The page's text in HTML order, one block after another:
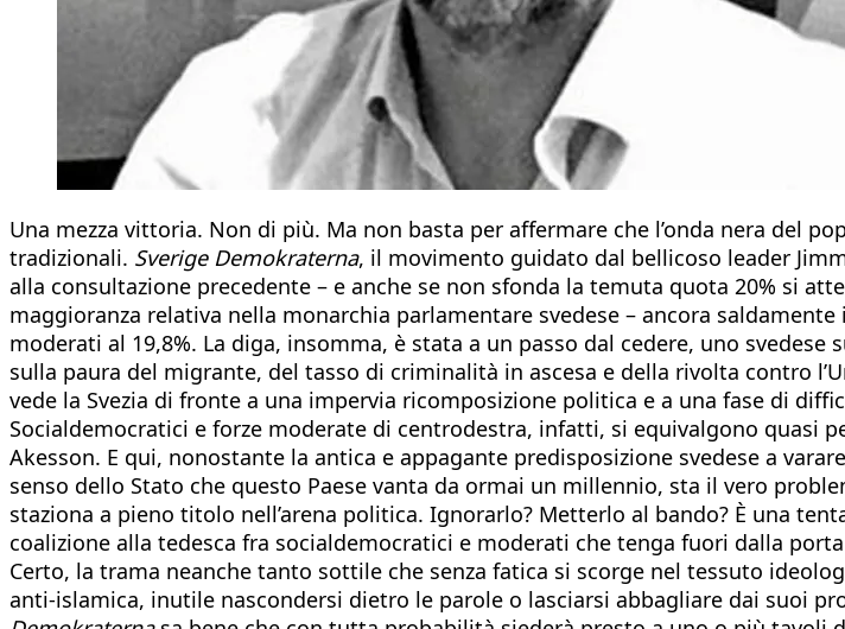
Una mezza vittoria. Non di più. Ma non basta per affermare che l’onda nera del
tradizionali. Sverige Demokraterna, il movimento guidato dal bellicoso leader
alla consultazione precedente – e anche se non sfonda la temuta quota 20% si
maggioranza relativa nella monarchia parlamentare svedese – ancora
moderati al 19,8%. La diga, insomma, è stata a un passo dal cedere, uno
sulla paura del migrante, del tasso di criminalità in ascesa e della rivolta contro
vede la Svezia di fronte a una impervia ricomposizione politica e a una fase di
Socialdemocratici e forze moderate di centrodestra, infatti, si equivalgono quasi
Akesson. E qui, nonostante la antica e appagante predisposizione svedese a
senso dello Stato che questo Paese vanta da ormai un millennio, sta il vero
staziona a pieno titolo nell’arena politica. Ignorarlo? Metterlo al bando? È una
coalizione alla tedesca fra socialdemocratici e moderati che tenga fuori dalla
Certo, la trama neanche tanto sottile che senza fatica si scorge nel tessuto
anti-islamica, inutile nascondersi dietro le parole o lasciarsi abbagliare dai suoi